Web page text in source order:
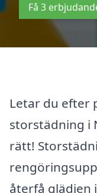
Få 3
Letar du efter
storstädning i
rätt!
återfå glädjen